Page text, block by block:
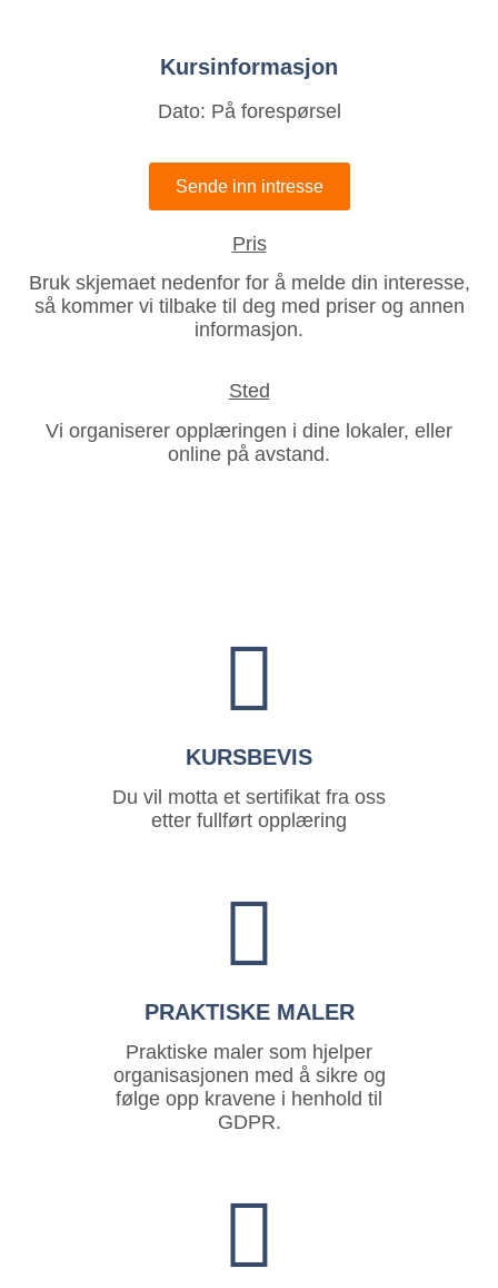
Kursinformasjon
Dato: På forespørsel
Sende inn intresse
Pris
Bruk skjemaet nedenfor for å melde din interesse,
så kommer vi tilbake til deg med priser og annen
informasjon.
Sted
Vi organiserer opplæringen i dine lokaler, eller
online på avstand.
KURSBEVIS
Du vil motta et sertifikat fra oss
etter fullført opplæring
PRAKTISKE MALER
Praktiske maler som hjelper
organisasjonen med å sikre og
følge opp kravene i henhold til
GDPR.